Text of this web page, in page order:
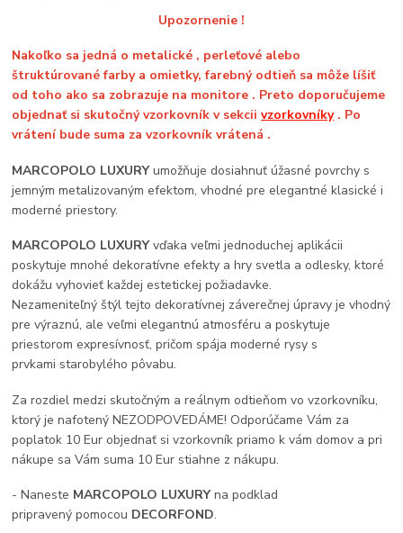
Upozornenie !
Nakoľko sa jedná o metalické , perleťové alebo
štruktúrované farby a omietky, farebný odtieň sa môže líšiť
od toho ako sa zobrazuje na monitore . Preto doporučujeme
objednať si skutočný vzorkovník v sekciivzorkovníky. Po
vrátení bude suma za vzorkovník vrátená .
MARCOPOLO LUXURYumožňuje dosiahnuť úžasné povrchy s
jemným metalizovaným efektom, vhodné pre elegantné klasické i
moderné priestory.
MARCOPOLO LUXURYvďaka veľmi jednoduchej aplikácii
poskytuje mnohé dekoratívne efekty a hry svetla a odlesky, ktoré
dokážu vyhovieť každej estetickej požiadavke.
Nezameniteľný štýl tejto dekoratívnej záverečnej úpravy je vhodný
pre výraznú, ale veľmi elegantnú atmosféru a poskytuje
priestorom expresívnosť, pričom spája moderné rysy s
prvkami starobylého pôvabu.
Za rozdiel medzi skutočným a reálnym odtieňom vo vzorkovníku,
ktorý je nafotený NEZODPOVEDÁME! Odporúčame Vám za
poplatok 10 Eur objednať si vzorkovník priamo k vám domov a pri
nákupe sa Vám suma 10 Eur stiahne z nákupu.
- Naneste MARCOPOLO LUXURYna podklad
pripravený pomocou DECORFOND.